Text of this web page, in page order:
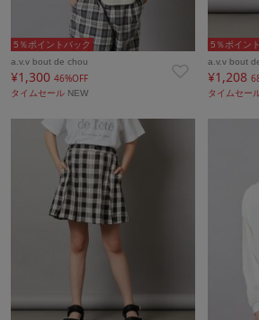
5％ポイントバック
a.v.v bout de chou
¥1,300 46%OFF
タイムセール NEW
5％ポイン
a.v.v bout
¥1,208
タイムセー